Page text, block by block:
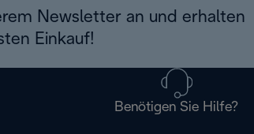
Newsletter an und erhalten
Einkauf!
Benötigen Sie Hilfe?